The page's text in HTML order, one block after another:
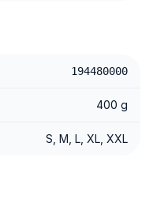
。
型。
体观感更精致 polished。
晰利落；耐穿耐用，线条
湿天气下依然清爽舒适；
194480000
400 g
S, M, L, XL, XXL